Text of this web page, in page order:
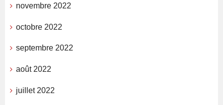
novembre 2022
octobre 2022
septembre 2022
août 2022
juillet 2022